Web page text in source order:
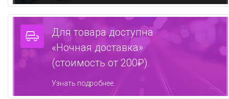
Для товара доступна
«Ночная доставка»
(стоимость от 200₽).
Узнать подробнее.